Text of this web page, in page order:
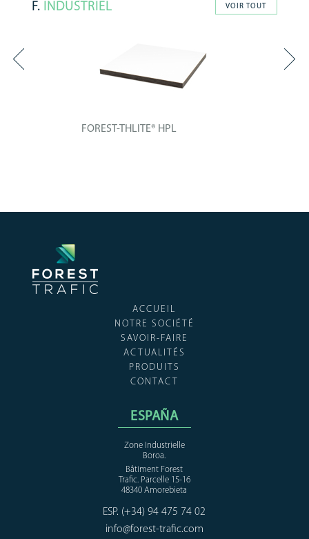
F. INDUSTRIEL VOIR TOUT
FOREST-THLITE® HPL
ACCUEIL
NOTRE SOCIÉTÉ
SAVOIR-FAIRE
ACTUALITÉS
PRODUITS
CONTACT
ESPAÑA
Zone Industrielle
Boroa.
Bâtiment Forest
Trafic. Parcelle 15-16
48340 Amorebieta
ESP. (+34) 94 475 74 02
info@forest-trafic.com